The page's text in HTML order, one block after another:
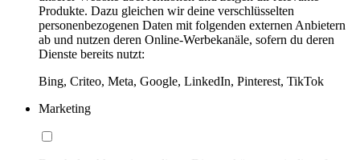
Produkte. Dazu gleichen wir deine verschlüsselten
personenbezogenen Daten mit folgenden externen Anbietern
ab und nutzen deren Online-Werbekanäle, sofern du deren
Dienste bereits nutzt:
Bing, Criteo, Meta, Google, LinkedIn, Pinterest, TikTok
Marketing